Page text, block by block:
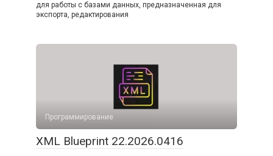
для работы с базами данных, предназначенная для
экспорта, редактирования
Программирование
XML Blueprint 22.2026.0416